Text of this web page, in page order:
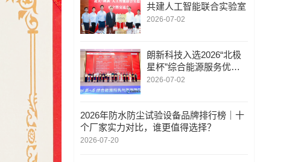
共建人工智能联合实验室
2026-07-02
朗新科技入选2026“北极
星杯”综合能源服务优秀
案例，打造零碳园区高州
2026-07-02
2026年防水防尘试验设备品牌排行榜｜十
个厂家实力对比，谁更值得选择？
2026-07-20